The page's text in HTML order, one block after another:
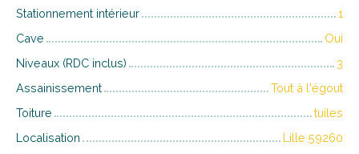
Stationnement intérieur
1
Cave
Oui
Niveaux (RDC inclus)
3
Assainissement
Tout à l'égout
Toiture
tuiles
Localisation
Lille 59260